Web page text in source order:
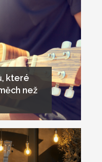
které
než